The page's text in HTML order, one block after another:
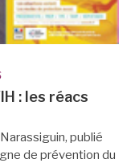
: les réacs
publié
de prévention du